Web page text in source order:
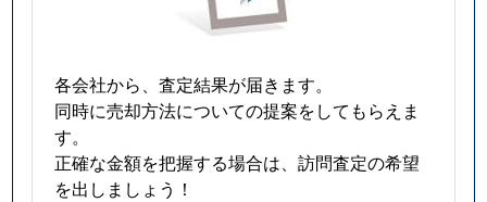
各会社から、査定結果が届きます。
同時に売却方法についての提案をしてもらえま
す。
正確な金額を把握する場合は、訪問査定の希望
を出しましょう！